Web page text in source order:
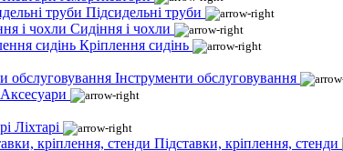
Підсидельні труби
Сидіння і чохли
Кріплення сидінь
Інструменти обслуговування
Аксесуари
Ліхтарі
Підставки, кріплення, стенди